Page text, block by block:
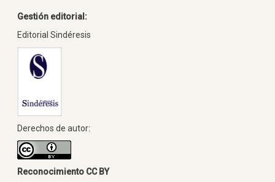
Gestión editorial:
Editorial Sindéresis
Derechos de autor:
Reconocimiento CC BY